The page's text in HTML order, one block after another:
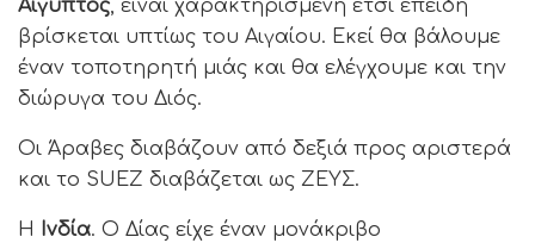
Αίγυπτος, είναι χαρακτηρισμένη έτσι επειδή
βρίσκεται υπτίως του Αιγαίου. Εκεί θα βάλουμε
έναν τοποτηρητή μιάς και θα ελέγχουμε και την
διώρυγα του Διός.
Οι Άραβες διαβάζουν από δεξιά προς αριστερά
και το SUEZ διαβάζεται ως ΖΕΥΣ.
Η Ινδία. Ο Δίας είχε έναν μονάκριβο